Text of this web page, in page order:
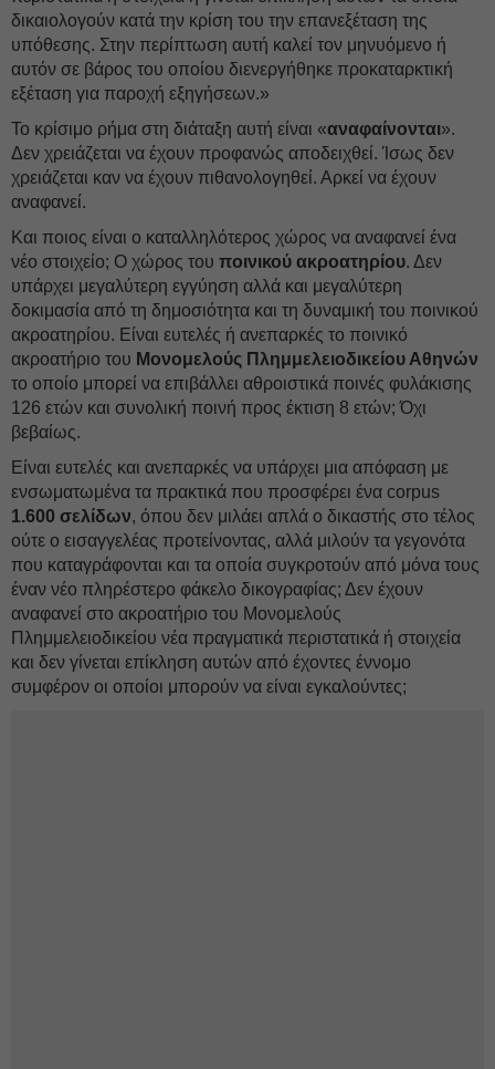
δικαιολογούν κατά την κρίση του την επανεξέταση της
υπόθεσης. Στην περίπτωση αυτή καλεί τον μηνυόμενο ή
αυτόν σε βάρος του οποίου διενεργήθηκε προκαταρκτική
εξέταση για παροχή εξηγήσεων.»
Το κρίσιμο ρήμα στη διάταξη αυτή είναι «αναφαίνονται».
Δεν χρειάζεται να έχουν προφανώς αποδειχθεί. Ίσως δεν
χρειάζεται καν να έχουν πιθανολογηθεί. Αρκεί να έχουν
αναφανεί.
Και ποιος είναι ο καταλληλότερος χώρος να αναφανεί ένα
νέο στοιχείο; Ο χώρος του ποινικού ακροατηρίου. Δεν
υπάρχει μεγαλύτερη εγγύηση αλλά και μεγαλύτερη
δοκιμασία από τη δημοσιότητα και τη δυναμική του ποινικού
ακροατηρίου. Είναι ευτελές ή ανεπαρκές το ποινικό
ακροατήριο του Μονομελούς Πλημμελειοδικείου Αθηνών
το οποίο μπορεί να επιβάλλει αθροιστικά ποινές φυλάκισης
126 ετών και συνολική ποινή προς έκτιση 8 ετών; Όχι
βεβαίως.
Είναι ευτελές και ανεπαρκές να υπάρχει μια απόφαση με
ενσωματωμένα τα πρακτικά που προσφέρει ένα corpus
1.600 σελίδων, όπου δεν μιλάει απλά ο δικαστής στο τέλος
ούτε ο εισαγγελέας προτείνοντας, αλλά μιλούν τα γεγονότα
που καταγράφονται και τα οποία συγκροτούν από μόνα τους
έναν νέο πληρέστερο φάκελο δικογραφίας; Δεν έχουν
αναφανεί στο ακροατήριο του Μονομελούς
Πλημμελειοδικείου νέα πραγματικά περιστατικά ή στοιχεία
και δεν γίνεται επίκληση αυτών από έχοντες έννομο
συμφέρον οι οποίοι μπορούν να είναι εγκαλούντες;